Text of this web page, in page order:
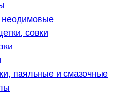
неодимовые
совки
паяльные и смазочные